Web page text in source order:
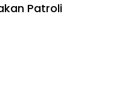
Patroli